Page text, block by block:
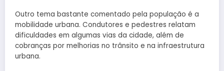
Outro tema bastante comentado pela população é a
mobilidade urbana. Condutores e pedestres relatam
dificuldades em algumas vias da cidade, além de
cobranças por melhorias no trânsito e na infraestrutura
urbana.